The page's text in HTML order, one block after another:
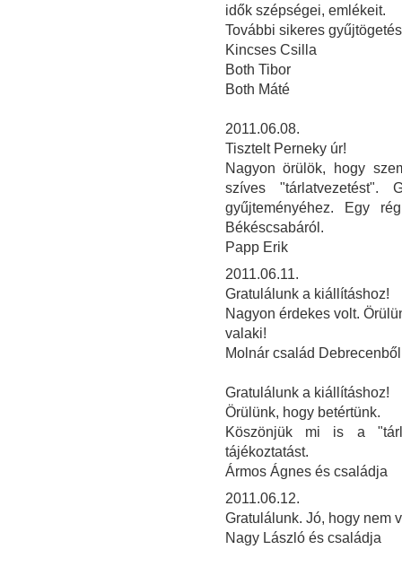
idők szépségei, emlékeit.
További sikeres
Kincses Csilla
Both Tibor
Both Máté
2011.06.08.
Tisztelt Perneky úr!
Nagyon örülök, hogy
szíves "tárlatvezetést".
gyűjteményéhez. Egy
Békéscsabáról.
Papp Erik
2011.06.11.
Gratulálunk a kiállításhoz!
Nagyon érdekes volt.
valaki!
Molnár család Debrecenből
Gratulálunk a kiállításhoz!
Örülünk, hogy betértünk.
Köszönjük mi is a
tájékoztatást.
Ármos Ágnes és családja
2011.06.12.
Gratulálunk. Jó, hogy nem
Nagy László és családja